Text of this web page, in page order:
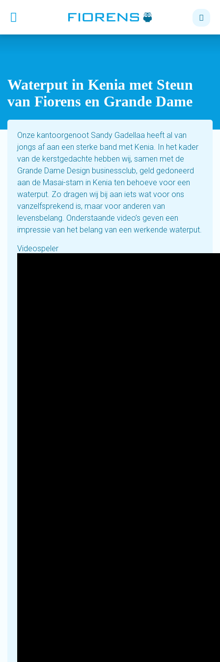
Waterput in Kenia met Steun
van Fiorens en Grande Dame
Onze kantoorgenoot Sandy Gadellaa heeft al van
jongs af aan een sterke band met Kenia. In het kader
van de kerstgedachte hebben wij, samen met de
Grande Dame Design businessclub, geld gedoneerd
aan de Masai-stam in Kenia ten behoeve voor een
waterput. Zo dragen wij bij aan iets wat voor ons
vanzelfsprekend is, maar voor anderen van
levensbelang. Onderstaande video’s geven een
impressie van het belang van een werkende waterput.
Videospeler